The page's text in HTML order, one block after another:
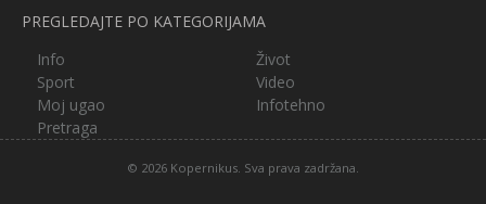
PREGLEDAJTE PO KATEGORIJAMA
Info
Život
Sport
Video
Moj ugao
Infotehno
Pretraga
© 2026 Kopernikus. Sva prava zadržana.